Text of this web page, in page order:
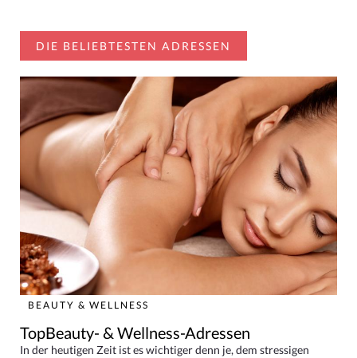
DIE BELIEBTESTEN ADRESSEN
BEAUTY & WELLNESS
TopBeauty- & Wellness-Adressen
In der heutigen Zeit ist es wichtiger denn je, dem stressigen